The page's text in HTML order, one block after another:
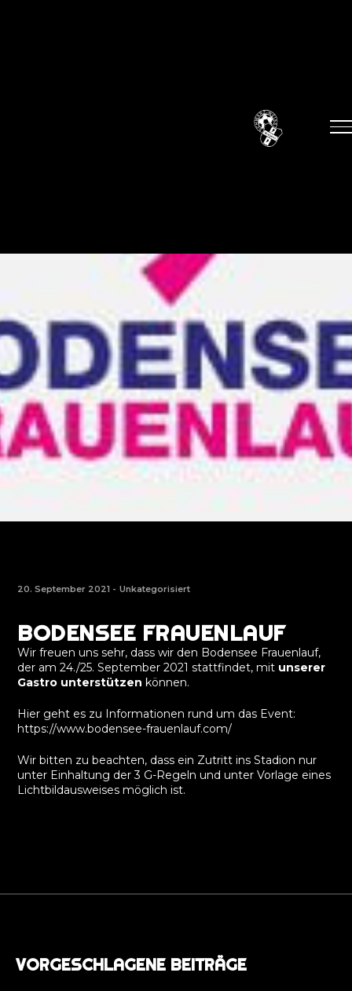
20. September 2021 - Unkategorisiert
BODENSEE FRAUENLAUF
Wir freuen uns sehr, dass wir den Bodensee Frauenlauf,
der am 24./25. September 2021 stattfindet, mit unserer
Gastro unterstützen können.
Hier geht es zu Informationen rund um das Event:
https://www.bodensee-frauenlauf.com/
Wir bitten zu beachten, dass ein Zutritt ins Stadion nur
unter Einhaltung der 3 G-Regeln und unter Vorlage eines
Lichtbildausweises möglich ist.
VORGESCHLAGENE BEITRÄGE